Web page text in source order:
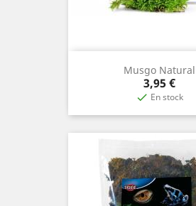
Musgo Natural
Precio
3,95 €
 En stock